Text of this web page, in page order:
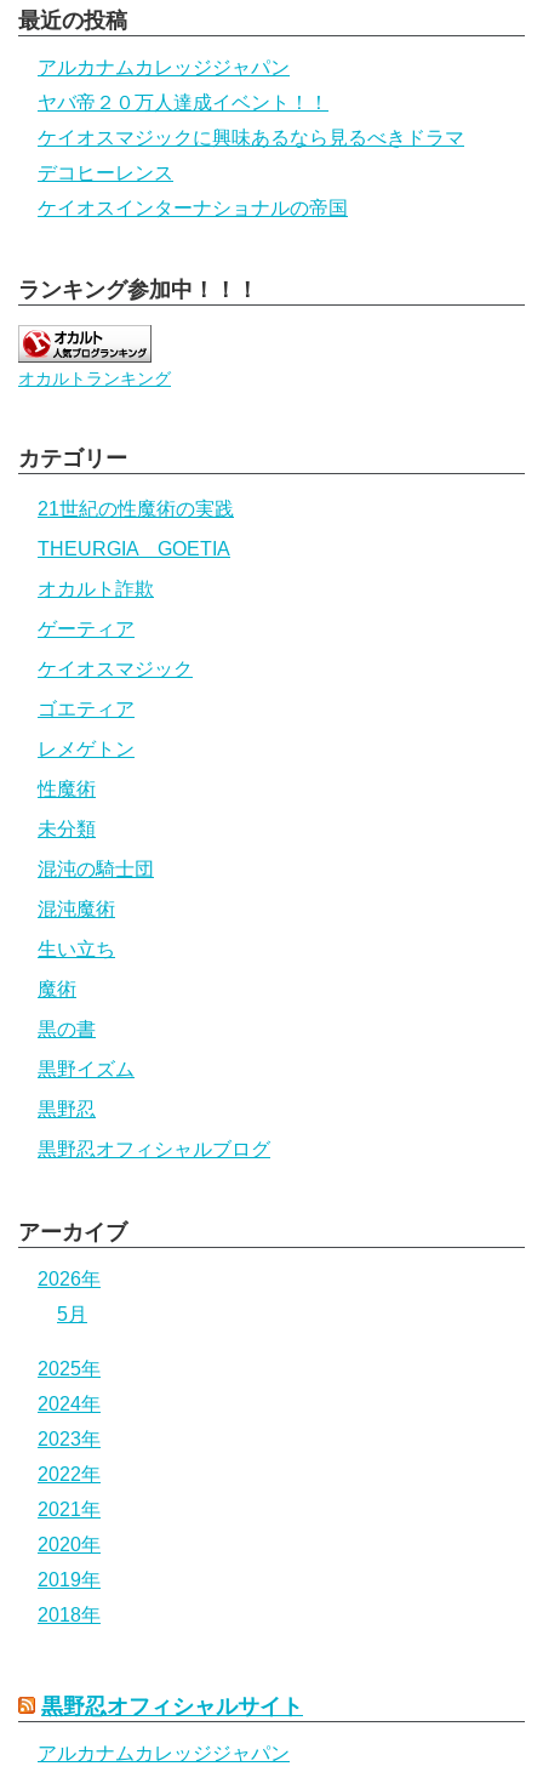
最近の投稿
アルカナムカレッジジャパン
ヤバ帝２０万人達成イベント！！
ケイオスマジックに興味あるなら見るべきドラマ
デコヒーレンス
ケイオスインターナショナルの帝国
ランキング参加中！！！
オカルトランキング
カテゴリー
21世紀の性魔術の実践
THEURGIA GOETIA
オカルト詐欺
ゲーティア
ケイオスマジック
ゴエティア
レメゲトン
性魔術
未分類
混沌の騎士団
混沌魔術
生い立ち
魔術
黒の書
黒野イズム
黒野忍
黒野忍オフィシャルブログ
アーカイブ
2026年
5月
2025年
2024年
2023年
2022年
2021年
2020年
2019年
2018年
黒野忍オフィシャルサイト
アルカナムカレッジジャパン